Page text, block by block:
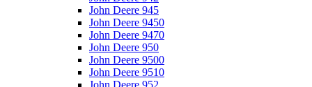
John Deere 945
John Deere 9450
John Deere 9470
John Deere 950
John Deere 9500
John Deere 9510
John Deere 952